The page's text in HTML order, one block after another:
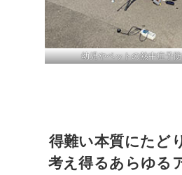
幼児やペットの熱中症予
得難い本質にたど
考え得るあらゆる